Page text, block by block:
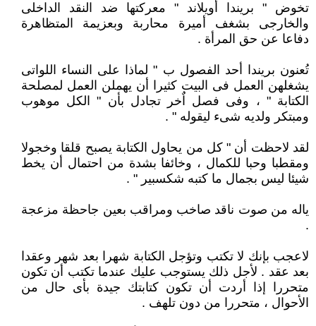
تخوض " بريندا أويلاند " معركتها ضد النقد الداخلى
والخارجى بشغف أميرة محاربة وبعزيمة المتظاهرة
دفاعا عن حق المرأة .
تُعنون بريندا أحد الفصول ب " لماذا على النساء اللواتى
يشغلهن العمل فى البيت كثيرا أن يهملن العمل لمصلحة
الكتابة " ، وفى فصل اٌخر تجادل بأن " الكل موهوب
ومبتكر ولديه شىء ليقوله " .
لقد لاحظت أن " كل من يحاول الكتابة يصبح قلقا وخجولا
ومقطبا وحبا للكمال ، وخائفا بشدة من احتمال أن يخط
شيئا ليس بجمال ما كتبه شكسبير " .
ياله من صوت ناقد صاخب ومراقب بعين جاحظة مزعجة
.
لاعجب بإنك لا تكتب وتؤجل الكتابة شهرا بعد شهر وعقدا
بعد عقد . لأجل ذلك يستوجب عليك عندما تكتب أن تكون
متحررا إذا أردت أن تكون كتابتك جيدة بأى حال من
الأحوال ، متحررا من دون تلهف .